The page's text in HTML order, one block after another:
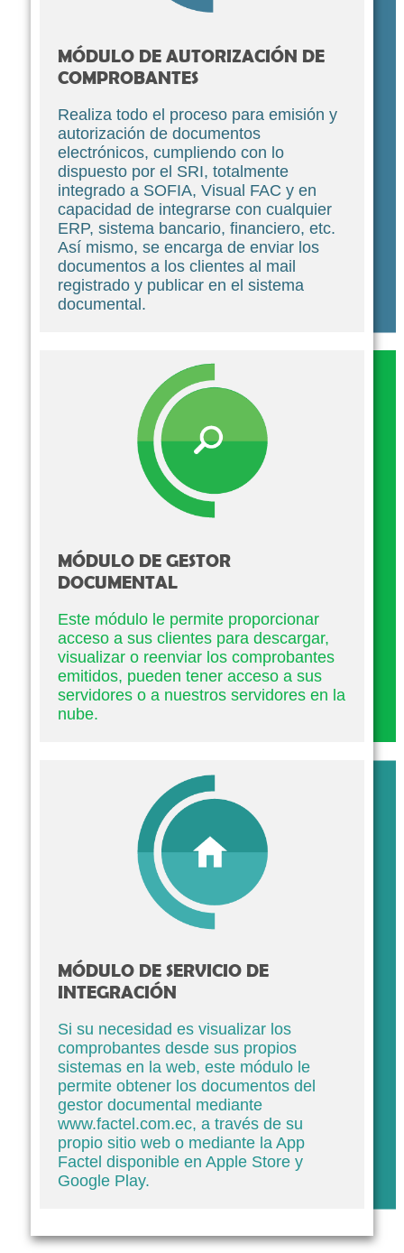
MÓDULO DE AUTORIZACIÓN DE
COMPROBANTES
Realiza todo el proceso para emisión y
autorización de documentos
electrónicos, cumpliendo con lo
dispuesto por el SRI, totalmente
integrado a SOFIA, Visual FAC y en
capacidad de integrarse con cualquier
ERP, sistema bancario, financiero, etc.
Así mismo, se encarga de enviar los
documentos a los clientes al mail
registrado y publicar en el sistema
documental.
MÓDULO DE GESTOR
DOCUMENTAL
Este módulo le permite proporcionar
acceso a sus clientes para descargar,
visualizar o reenviar los comprobantes
emitidos, pueden tener acceso a sus
servidores o a nuestros servidores en la
nube.
MÓDULO DE SERVICIO DE
INTEGRACIÓN
Si su necesidad es visualizar los
comprobantes desde sus propios
sistemas en la web, este módulo le
permite obtener los documentos del
gestor documental mediante
www.factel.com.ec, a través de su
propio sitio web o mediante la App
Factel disponible en Apple Store y
Google Play.